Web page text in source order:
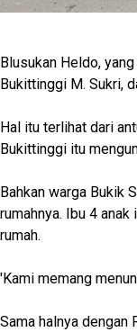
Blusukan Heldo,
Bukittinggi M. Sukri,
Hal itu terlihat dari
Bukittinggi itu
Bahkan warga Bukik
rumahnya. Ibu 4
rumah.
'Kami memang
Sama halnya dengan